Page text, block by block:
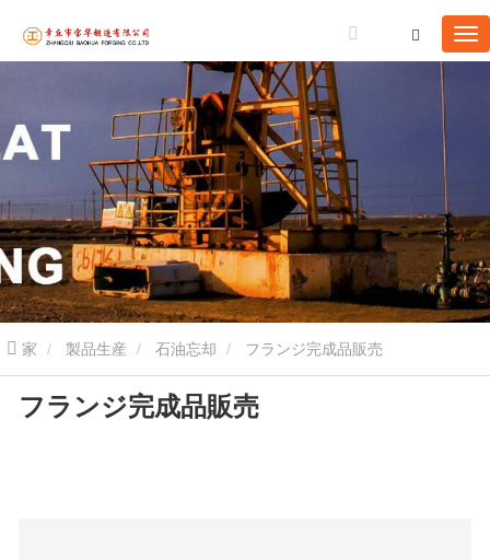
家 製品生産 石油忘却 フランジ完成品販売
フランジ完成品販売